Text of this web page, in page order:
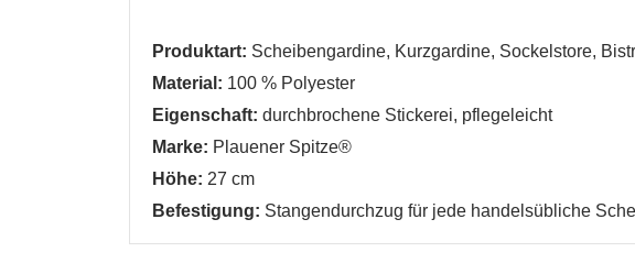
Produktart: Scheibengardine, Kurzgardine, Sockelstore,
Material: 100 % Polyester
Eigenschaft: durchbrochene Stickerei, pflegeleicht
Marke: Plauener Spitze®
Höhe: 27 cm
Befestigung: Stangendurchzug für jede handelsübliche
Abbrechen
ANMELDEN
können.